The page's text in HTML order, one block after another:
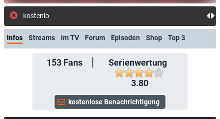
kostenlose E-Mail-Benachrichtigung bei Streaming- oder TV
Infos Streams im TV Forum Episoden Shop Top 3
153Fans
Serienwertung
3.80